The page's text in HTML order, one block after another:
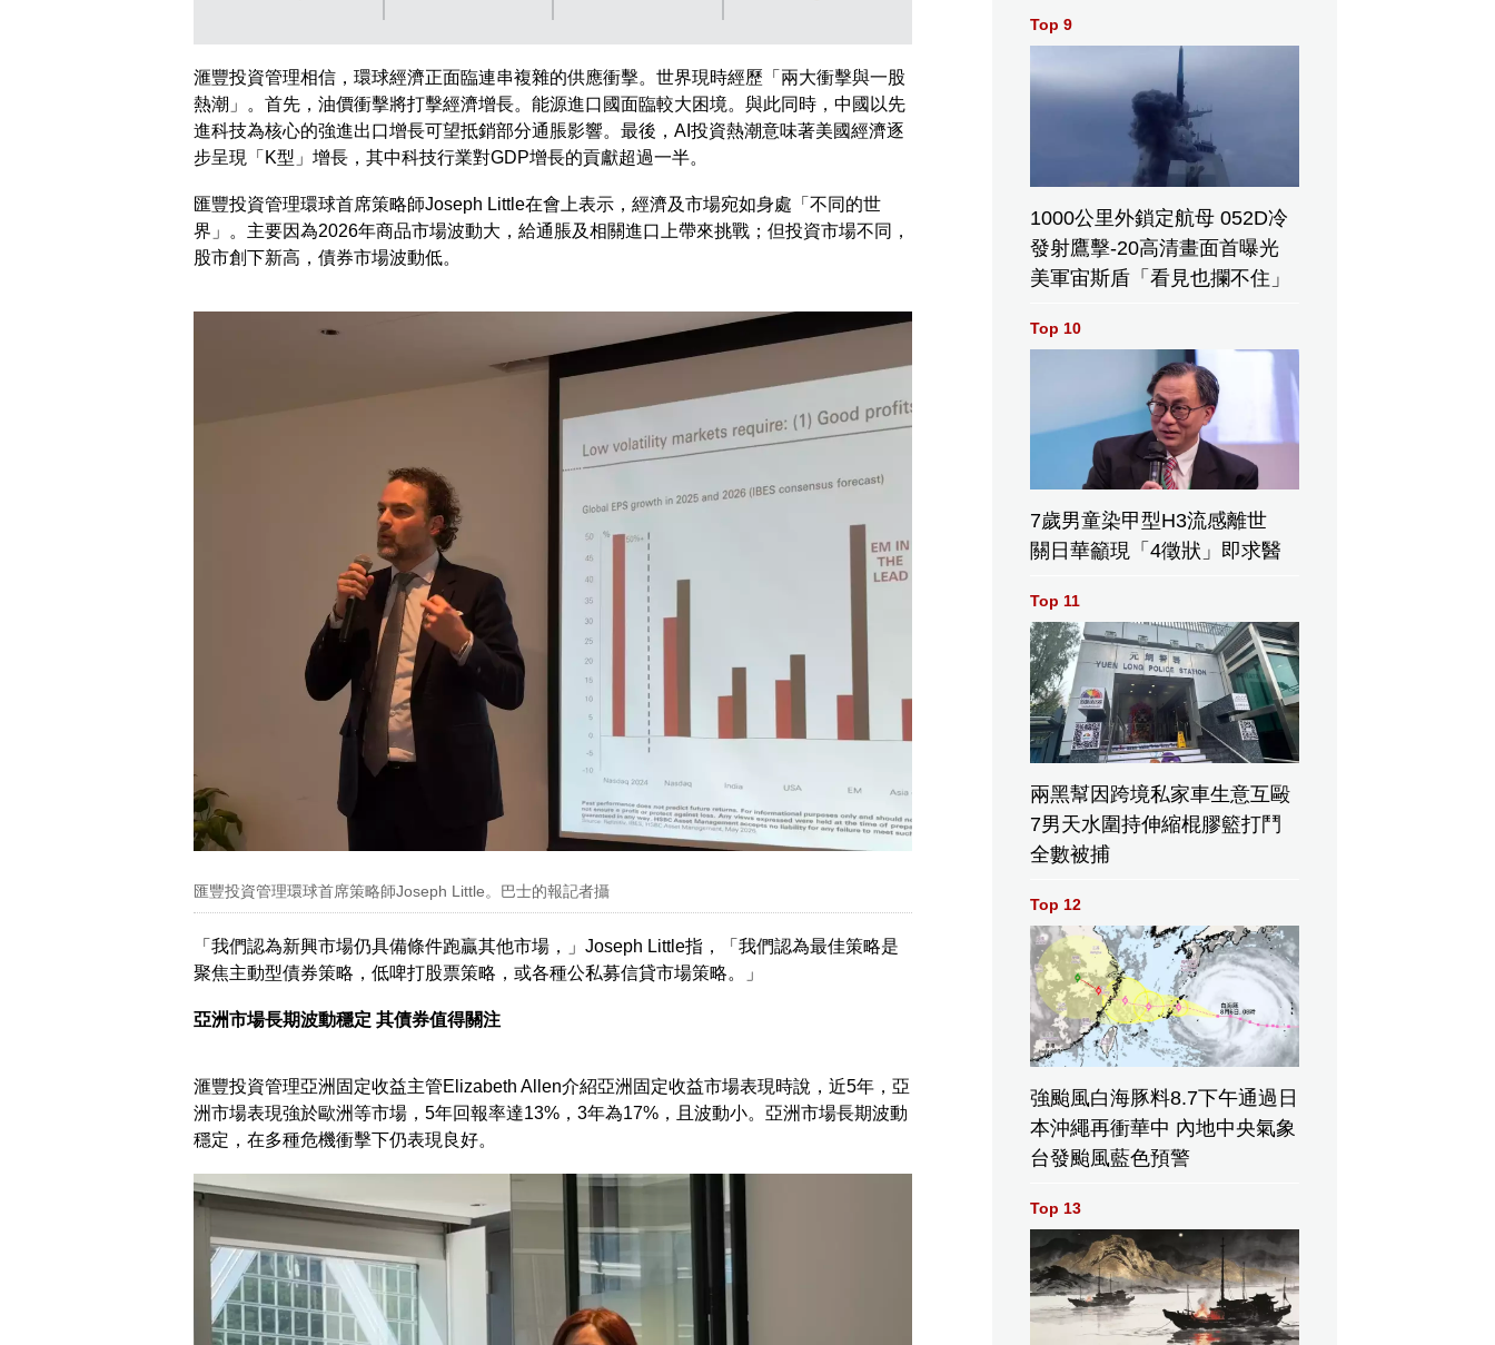
高級投資專員Beth
Wong。巴士的報
記者攝
滙豐投資管理相信，環球經濟正面臨連串複雜的供應衝擊。世界現時經歷「兩大衝擊與一股
熱潮」。首先，油價衝擊將打擊經濟增長。能源進口國面臨較大困境。與此同時，中國以先
進科技為核心的強進出口增長可望抵銷部分通脹影響。最後，AI投資熱潮意味著美國經濟逐
步呈現「K型」增長，其中科技行業對GDP增長的貢獻超過一半。
匯豐投資管理環球首席策略師Joseph Little在會上表示，經濟及市場宛如身處「不同的世
界」。主要因為2026年商品市場波動大，給通脹及相關進口上帶來挑戰；但投資市場不同，
股市創下新高，債券市場波動低。
匯豐投資管理環球首席策略師Joseph Little。巴士的報記者攝
「我們認為新興市場仍具備條件跑贏其他市場，」Joseph Little指，「我們認為最佳策略是
聚焦主動型債券策略，低啤打股票策略，或各種公私募信貸市場策略。」
亞洲市場長期波動穩定 其債券值得關注
滙豐投資管理亞洲固定收益主管Elizabeth Allen介紹亞洲固定收益市場表現時說，近5年，亞
洲市場表現強於歐洲等市場，5年回報率達13%，3年為17%，且波動小。亞洲市場長期波動
穩定，在多種危機衝擊下仍表現良好。
Top 9
1000公里外鎖定航母 052D冷
發射鷹擊-20高清畫面首曝光
美軍宙斯盾「看見也攔不住」
Top 10
7歲男童染甲型H3流感離世
關日華籲現「4徵狀」即求醫
Top 11
兩黑幫因跨境私家車生意互毆
7男天水圍持伸縮棍膠籃打鬥
全數被捕
Top 12
強颱風白海豚料8.7下午通過日
本沖繩再衝華中 內地中央氣象
台發颱風藍色預警
Top 13